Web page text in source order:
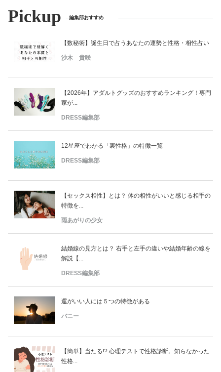
Pickup 編集部おすすめ
【数秘術】誕生日で占うあなたの運勢と性格・相性占い
沙木 貴咲
【2026年】アダルトグッズのおすすめランキング！専門
家が...
DRESS編集部
12星座でわかる「裏性格」の特徴一覧
DRESS編集部
【セックス相性】とは？ 体の相性がいいと感じる相手の
特徴を...
雨あがりの少女
結婚線の見方とは？ 右手と左手の違いや結婚年齢の線を
解説【...
DRESS編集部
運がいい人には５つの特徴がある
バニー
【簡単】当たる!? 心理テストで性格診断。知らなかった
性格...